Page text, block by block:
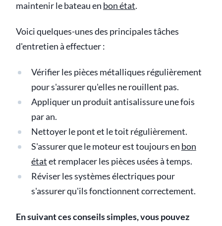
maintenir le bateau en bon état.
Voici quelques-unes des principales tâches
d'entretien à effectuer :
Vérifier les pièces métalliques régulièrement
pour s'assurer qu'elles ne rouillent pas.
Appliquer un produit antisalissure une fois
par an.
Nettoyer le pont et le toit régulièrement.
S'assurer que le moteur est toujours en bon
étatet remplacer les pièces usées à temps.
Réviser les systèmes électriques pour
s'assurer qu'ils fonctionnent correctement.
En suivant ces conseils simples, vous pouvez